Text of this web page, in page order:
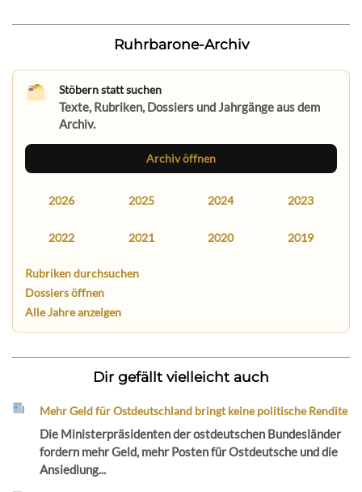
Ruhrbarone-Archiv
Stöbern statt suchen
Texte, Rubriken, Dossiers und Jahrgänge aus dem
Archiv.
Archiv öffnen
2026 2025 2024 2023
2022 2021 2020 2019
Rubriken durchsuchen
Dossiers öffnen
Alle Jahre anzeigen
Dir gefällt vielleicht auch
Mehr Geld für Ostdeutschland bringt keine politische Rendite
Die Ministerpräsidenten der ostdeutschen Bundesländer
fordern mehr Geld, mehr Posten für Ostdeutsche und die
Ansiedlung...